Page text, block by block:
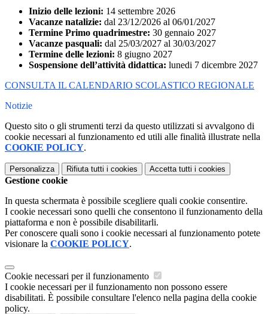
Inizio delle lezioni: 14 settembre 2026
Vacanze natalizie: dal 23/12/2026 al 06/01/2027
Termine Primo quadrimestre: 30 gennaio 2027
Vacanze pasquali: dal 25/03/2027 al 30/03/2027
Termine delle lezioni: 8 giugno 2027
Sospensione dell’attività didattica: lunedi 7 dicembre 2027
CONSULTA IL CALENDARIO SCOLASTICO REGIONALE
Notizie
Questo sito o gli strumenti terzi da questo utilizzati si avvalgono di
cookie necessari al funzionamento ed utili alle finalità illustrate nella
COOKIE POLICY.
Personalizza Rifiuta tutti i cookies Accetta tutti i cookies
Gestione cookie
In questa schermata è possibile scegliere quali cookie consentire.
I cookie necessari sono quelli che consentono il funzionamento della
piattaforma e non è possibile disabilitarli.
Per conoscere quali sono i cookie necessari al funzionamento potete
visionare la COOKIE POLICY.
Cookie necessari per il funzionamento
I cookie necessari per il funzionamento non possono essere
disabilitati. È possibile consultare l'elenco nella pagina della cookie
policy.